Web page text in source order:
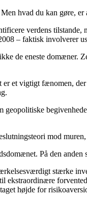
hvad du kan gøre,
verdens
– faktisk involverer
de eneste domæner.
et vigtigt fænomen,
mod
På den
stærke
højde for